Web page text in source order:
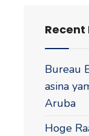
Recent
Bureau
asina
Aruba
Hoge